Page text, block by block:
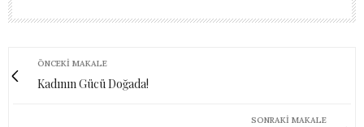
ÖNCEKI MAKALE
Kadının Gücü Doğada!
SONRAKI MAKALE